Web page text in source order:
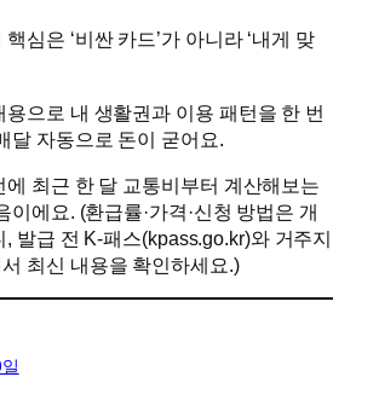
심은 ‘비싼 카드’가 아니라 ‘내게 맞
용으로 내 생활권과 이용 패턴을 한 번
달 자동으로 돈이 굳어요.
에 최근 한 달 교통비부터 계산해보는
이에요. (환급률·가격·신청 방법은 개
, 발급 전 K-패스(kpass.go.kr)와 거주지
최신 내용을 확인하세요.)